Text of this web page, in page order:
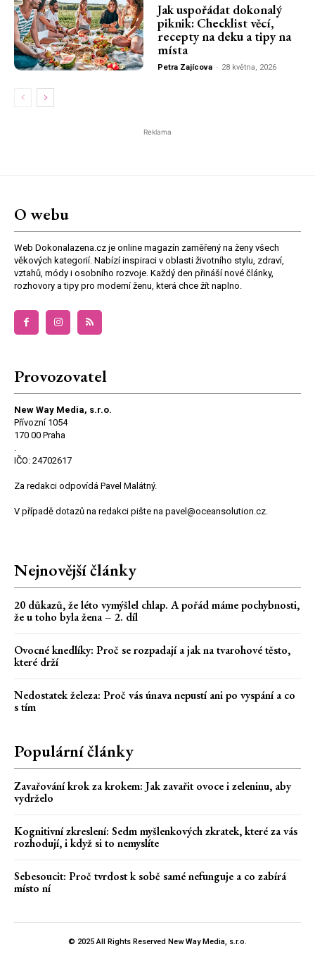
Jak uspořádat dokonalý
piknik: Checklist věcí,
recepty na deku a tipy na
místa
Petra Zajícova - 28 května, 2026
Reklama
O webu
Web Dokonalazena.cz je online magazín zaměřený na ženy všech
věkových kategorií. Nabízí inspiraci v oblasti životního stylu, zdraví,
vztahů, módy i osobního rozvoje. Každý den přináší nové články,
rozhovory a tipy pro moderní ženu, která chce žít naplno.
Provozovatel
New Way Media, s.r.o.
Přívozní 1054
170 00 Praha
.
IČO: 24702617
Za redakci odpovídá Pavel Malátný.
V případě dotazů na redakci pište na pavel@oceansolution.cz.
Nejnovější články
20 důkazů, že léto vymýšlel chlap. A pořád máme pochybnosti,
že u toho byla žena – 2. díl
Ovocné knedlíky: Proč se rozpadají a jak na tvarohové těsto,
které drží
Nedostatek železa: Proč vás únava nepustí ani po vyspání a co
s tím
Populární články
Zavařování krok za krokem: Jak zavařit ovoce i zeleninu, aby
vydrželo
Kognitivní zkreslení: Sedm myšlenkových zkratek, které za vás
rozhodují, i když si to nemyslíte
Sebesoucit: Proč tvrdost k sobě samé nefunguje a co zabírá
místo ní
© 2025 All Rights Reserved New Way Media, s.r.o.